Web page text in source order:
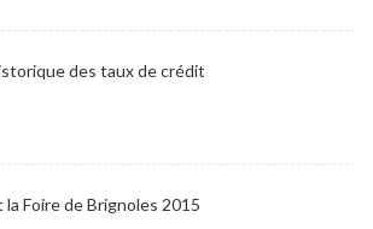
des taux de crédit
la Foire de Brignoles 2015